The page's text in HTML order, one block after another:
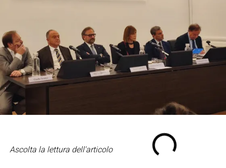
Ascolta la lettura dell'articolo